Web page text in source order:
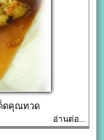
ดคุณทวด
อ่านต่อ...